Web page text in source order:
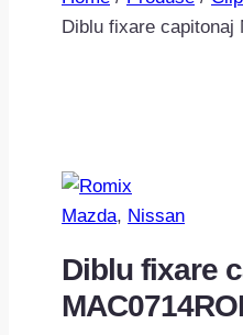
Diblu fixare capitonaj
Mazda, Nissan
Diblu fixare